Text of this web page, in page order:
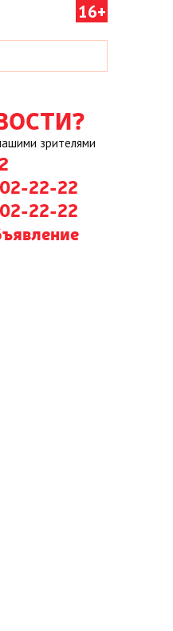
16+
зрителями
22-22
22-22